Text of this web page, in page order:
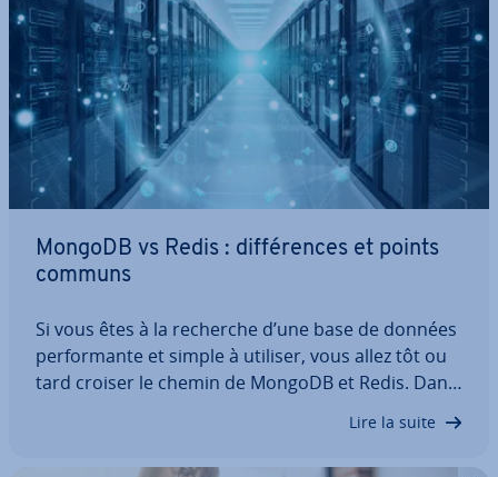
MongoDB vs Redis : dif­fé­rences et points
communs
Si vous êtes à la recherche d’une base de données
per­for­mante et simple à utiliser, vous allez tôt ou
tard croiser le chemin de MongoDB et Redis. Dans
systèmes, leurs points forts et leurs points faibles
et à quel usage ils sont mieux…
Lire la suite